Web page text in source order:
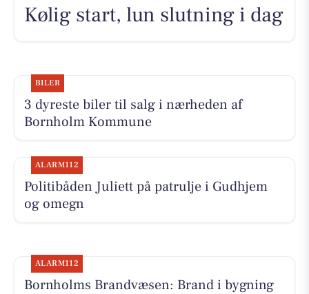
Kølig start, lun slutning i dag
BILER
3 dyreste biler til salg i nærheden af
Bornholm Kommune
ALARM112
Politibåden Juliett på patrulje i Gudhjem
og omegn
ALARM112
Bornholms Brandvæsen: Brand i bygning